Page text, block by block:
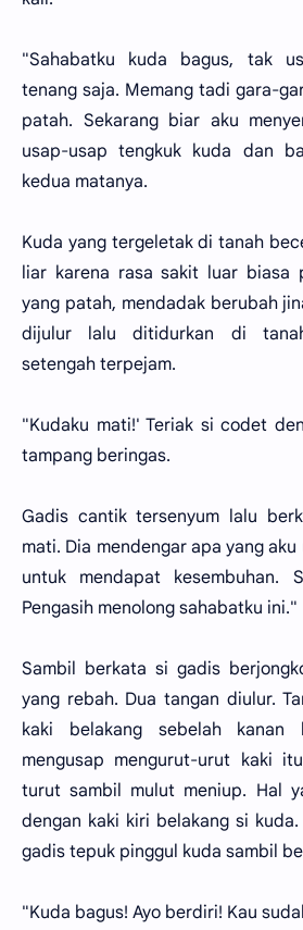
"Sahabatku kuda bagus, tak
tenang saja. Memang tadi gara-
patah. Sekarang biar aku
usap-usap tengkuk kuda dan
kedua matanya.
Kuda yang tergeletak di tanah
liar karena rasa sakit luar biasa
yang patah, mendadak berubah
dijulur lalu ditidurkan di
setengah terpejam.
"Kudaku mati!' Teriak si codet
tampang beringas.
Gadis cantik tersenyum lalu
mati. Dia mendengar apa yang
untuk mendapat kesembuhan.
Pengasih menolong sahabatku ini."
Sambil berkata si gadis
yang rebah. Dua tangan diulur.
kaki belakang sebelah kanan
mengusap mengurut-urut kaki
turut sambil mulut meniup. Hal
dengan kaki kiri belakang si
gadis tepuk pinggul kuda sambil
"Kuda bagus! Ayo berdiri! Kau